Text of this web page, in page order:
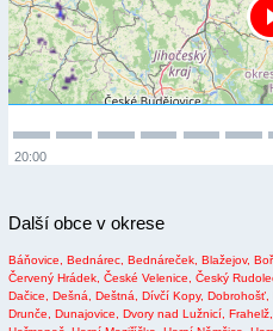
20:00
Další obce v okrese
Báňovice, Bednárec, Bednáreček, Blažejov,
Červený Hrádek, České Velenice, Český
Dačice, Dešná, Deštná, Dívčí Kopy, Dobrohošť,
Drunče, Dunajovice, Dvory nad Lužnicí, Frahelž,